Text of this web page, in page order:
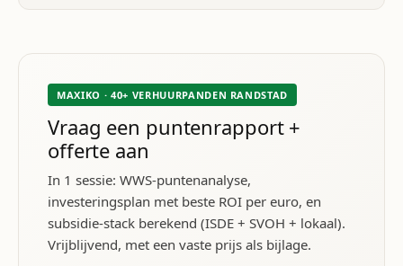
MAXIKO · 40+ VERHUURPANDEN RANDSTAD
Vraag een puntenrapport +
offerte aan
In 1 sessie: WWS-puntenanalyse,
investeringsplan met beste ROI per euro, en
subsidie-stack berekend (ISDE + SVOH + lokaal).
Vrijblijvend, met een vaste prijs als bijlage.